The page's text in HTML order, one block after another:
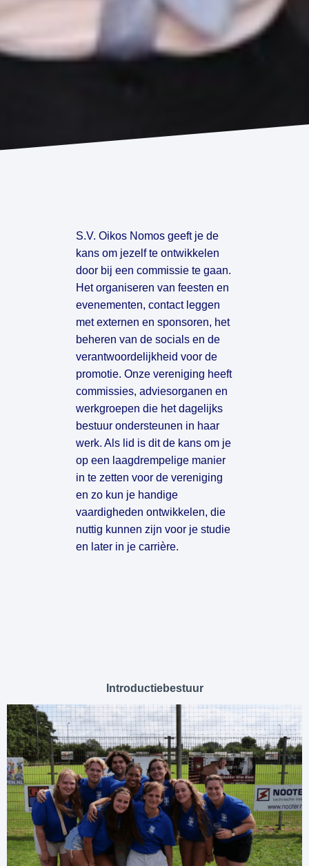
S.V. Oikos Nomos geeft je de
kans om jezelf te ontwikkelen
door bij een commissie te gaan.
Het organiseren van feesten en
evenementen, contact leggen
met externen en sponsoren, het
beheren van de socials en de
verantwoordelijkheid voor de
promotie. Onze vereniging heeft
commissies, adviesorganen en
werkgroepen die het dagelijks
bestuur ondersteunen in haar
werk. Als lid is dit de kans om je
op een laagdrempelige manier
in te zetten voor de vereniging
en zo kun je handige
vaardigheden ontwikkelen, die
nuttig kunnen zijn voor je studie
en later in je carrière.
Introductiebestuur